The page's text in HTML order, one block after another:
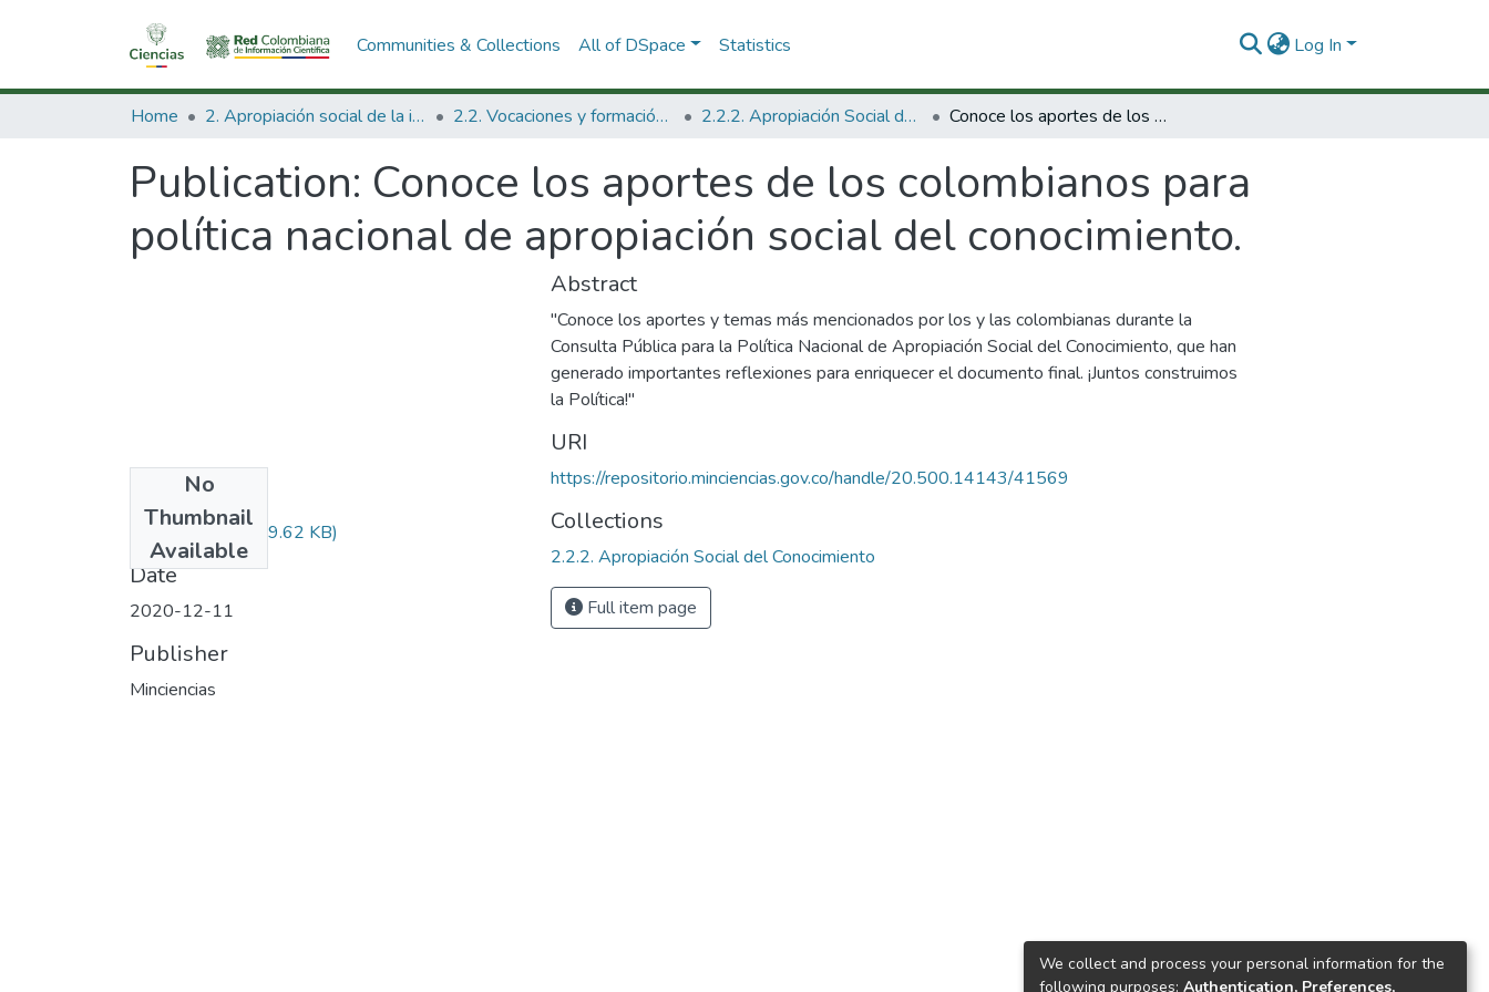
Communities & Collections All of DSpace Statistics Log In
Home 2. Apropiación social de la información en Ciencia Tecnología e Innovación 2.2. Vocaciones y formación de la CTeI 2.2.2. Apropiación Social del Conocimiento Conoce los aportes de los colombianos para política nacional de apropiación social del conocimiento.
Publication: Conoce los aportes de los colombianos para
política nacional de apropiación social del conocimiento.
No
Thumbnail
Available
Audiovisual.pdf(29.62 KB)
Date
2020-12-11
Publisher
Minciencias
Abstract
"Conoce los aportes y temas más mencionados por los y las colombianas durante la
Consulta Pública para la Política Nacional de Apropiación Social del Conocimiento, que han
generado importantes reflexiones para enriquecer el documento final. ¡Juntos construimos
la Política!"
URI
https://repositorio.minciencias.gov.co/handle/20.500.14143/41569
Collections
2.2.2. Apropiación Social del Conocimiento
Full item page
We collect and process your personal information for the
following purposes: Authentication, Preferences,